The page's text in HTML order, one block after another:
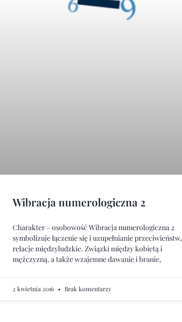
Wibracja numerologiczna 2
Charakter – osobowość Wibracja numerologiczna 2
symbolizuje łączenie się i uzupełnianie przeciwieństw,
relacje międzyludzkie. Związki między kobietą i
mężczyzną, a także wzajemne dawanie i branie,
2 kwietnia 2016 Brak komentarzy